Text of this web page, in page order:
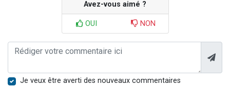
Avez-vous aimé ?
OUI NON
Je veux être averti des nouveaux commentaires